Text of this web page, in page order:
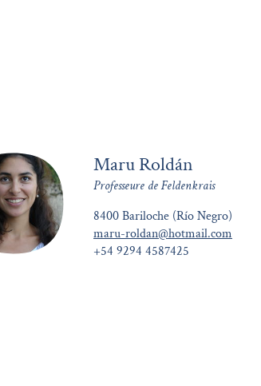
Maru Roldán
Professeure de Feldenkrais
8400 Bariloche (Río Negro)
maru-roldan@hotmail.com
+54 9294 4587425